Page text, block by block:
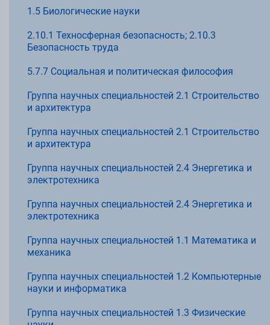
1.5 Биологические науки
2.10.1 Техносферная безопасность; 2.10.3
Безопасность труда
5.7.7 Социальная и политическая философия
Группа научных специальностей 2.1 Строительство
и архитектура
Группа научных специальностей 2.1 Строительство
и архитектура
Группа научных специальностей 2.4 Энергетика и
электротехника
Группа научных специальностей 2.4 Энергетика и
электротехника
Группа научных специальностей 1.1 Математика и
механика
Группа научных специальностей 1.2 Компьютерные
науки и информатика
Группа научных специальностей 1.3 Физические